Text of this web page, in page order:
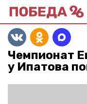
Чемпионат
у Ипатова